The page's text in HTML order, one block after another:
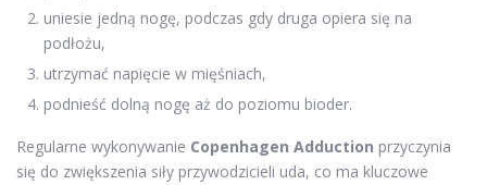
uniesie jedną nogę, podczas gdy druga opiera się na
podłożu,
utrzymać napięcie w mięśniach,
podnieść dolną nogę aż do poziomu bioder.
Regularne wykonywanie Copenhagen Adduction przyczynia
się do zwiększenia siły przywodzicieli uda, co ma kluczowe